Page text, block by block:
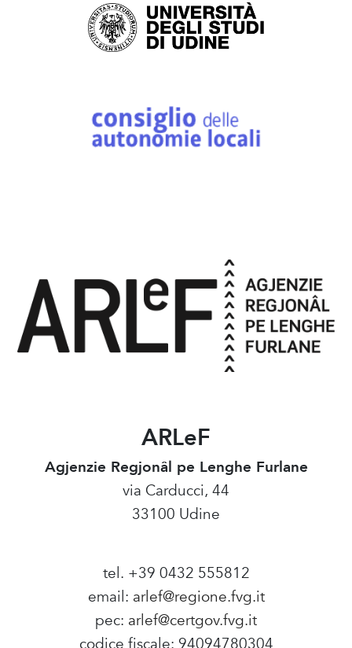
ARLeF
Agjenzie Regjonâl pe Lenghe Furlane
via Carducci, 44
33100 Udine
tel. +39 0432 555812
email: arlef@regione.fvg.it
pec: arlef@certgov.fvg.it